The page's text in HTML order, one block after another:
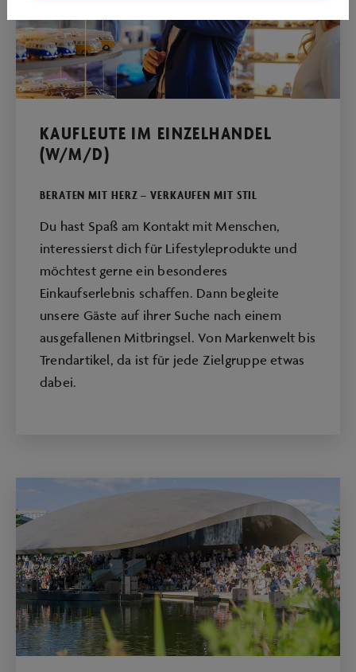
KAUFLEUTE IM EINZELHANDEL
(W/M/D)
BERATEN MIT HERZ – VERKAUFEN MIT STIL
Du hast Spaß am Kontakt mit Menschen,
interessierst dich für Lifestyleprodukte und
möchtest gerne ein besonderes
Einkaufserlebnis schaffen. Dann begleite
unsere Gäste auf ihrer Suche nach einem
ausgefallenen Mitbringsel. Von Markenwelt bis
Trendartikel, da ist für jede Zielgruppe etwas
dabei.